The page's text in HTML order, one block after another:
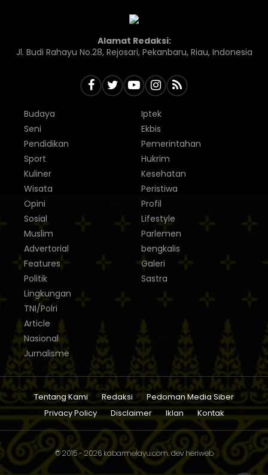
Alamat Redaksi:
Jl. Budi Rahayu No.28, Rejosari, Pekanbaru, Riau, Indonesia
Budaya
Seni
Pendidikan
Sport
Kuliner
Wisata
Iptek
Ekbis
Pemerintahan
Hukrim
Kesehatan
Peristiwa
Opini
Sosial
Muslim
Advertorial
Features
Politik
Profil
Lifestyle
Parlemen
bengkalis
Galeri
Sastra
Lingkungan
TNI/Polri
Article
Nasional
Jurnalisme
Tentang Kami Redaksi
Pedoman Media Siber
Privacy Policy
Disclaimer Iklan Kontak
© 2015 - 2026 kabarmelayu.com. dev heriweb